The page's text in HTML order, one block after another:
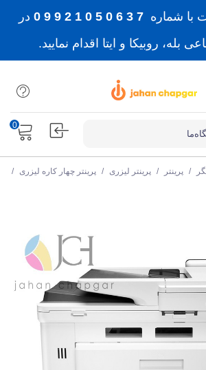
با شماره 7 3 6 0 5 0 1 2 9 9 0
در
بله، روبیکا و ایتا اقدام نمایید.
0
/ پرینتر / پرینتر لیزری / پرینتر چهار کاره لیزری /